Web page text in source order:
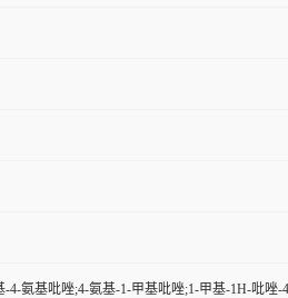
-4-氨基吡唑;4-氨基-1-甲基吡唑;1-甲基-1H-吡唑